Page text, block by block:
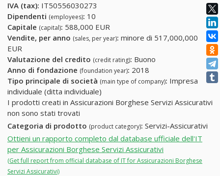
IVA (tax): IT50556030273
Dipendenti (employees): 10
Capitale (capital): 588,000 EUR
Vendite, per anno (sales, per year): minore di 517,000,000
EUR
Valutazione del credito (credit rating): Buono
Anno di fondazione (foundation year): 2018
Tipo principale di società (main type of company): Impresa
individuale (ditta individuale)
I prodotti creati in Assicurazioni Borghese Servizi Assicurativi
non sono stati trovati
Categoria di prodotto (product category): Servizi-Assicurativi
Ottieni un rapporto completo dal database ufficiale dell'IT
per Assicurazioni Borghese Servizi Assicurativi
(Get full report from official database of IT for Assicurazioni Borghese
Servizi Assicurativi)